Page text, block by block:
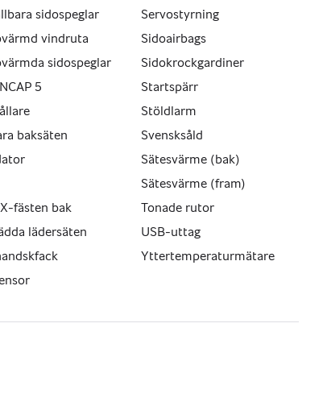
bra för familjen som för dig som behöver extra
sidospeglar
vindruta
sidospeglar
5
baksäten
fästen bak
lädersäten
Servostyrning
Sidoairbags
Sidokrockgardiner
Startspärr
Stöldlarm
Svensksåld
Sätesvärme (bak)
Sätesvärme (fram)
Tonade rutor
USB-uttag
Yttertemperaturmätare